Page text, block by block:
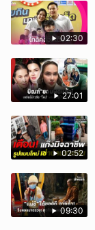
02:30
27:01
02:52
09:30